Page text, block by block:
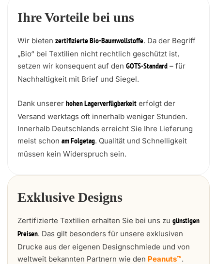
Ihre Vorteile bei uns
Wir bieten zertifizierte Bio-Baumwollstoffe. Da der Begriff
„Bio“ bei Textilien nicht rechtlich geschützt ist,
setzen wir konsequent auf den GOTS-Standard – für
Nachhaltigkeit mit Brief und Siegel.
Dank unserer hohen Lagerverfügbarkeit erfolgt der
Versand werktags oft innerhalb weniger Stunden.
Innerhalb Deutschlands erreicht Sie Ihre Lieferung
meist schon am Folgetag. Qualität und Schnelligkeit
müssen kein Widerspruch sein.
Exklusive Designs
Zertifizierte Textilien erhalten Sie bei uns zu günstigen
Preisen. Das gilt besonders für unsere exklusiven
Drucke aus der eigenen Designschmiede und von
weltweit bekannten Partnern wie den Peanuts™.